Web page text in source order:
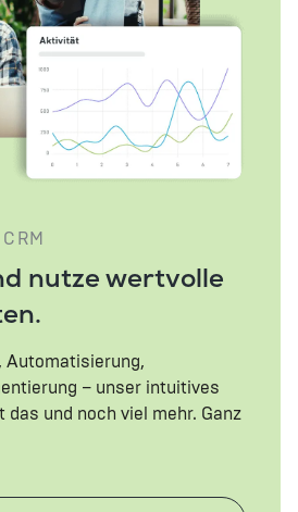
nutze wertvolle
Automatisierung,
– unser intuitives
das und noch viel mehr. Ganz